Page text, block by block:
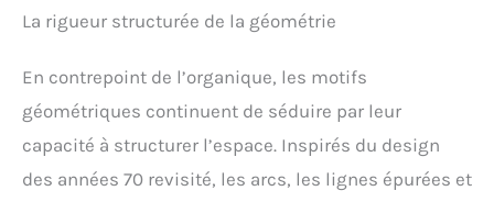
chaque produit a un effet visuel différent et a le
chaque belle pièce et que vous pourrez la ramener
à la maison. Fonction : le papier peint non tissé
de la chambre d'enfant. Convient aux adultes,
adolescents, garçons et filles.
La rigueur structurée de la géométrie
En contrepoint de l’organique, les motifs
géométriques continuent de séduire par leur
capacité à structurer l’espace. Inspirés du design
des années 70 revisité, les arcs, les lignes épurées et